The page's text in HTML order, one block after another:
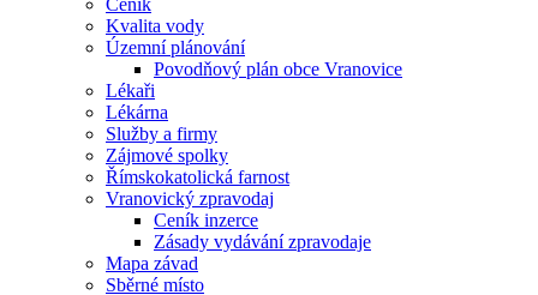
Ceník
Kvalita vody
Územní plánování
Povodňový plán obce Vranovice
Lékaři
Lékárna
Služby a firmy
Zájmové spolky
Římskokatolická farnost
Vranovický zpravodaj
Ceník inzerce
Zásady vydávání zpravodaje
Mapa závad
Sběrné místo